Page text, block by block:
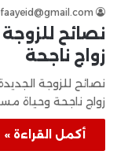
نصائح
زواج ناجحة
نصائح للزوجة
زواج ناجحة وحياة
أكمل القراءة »